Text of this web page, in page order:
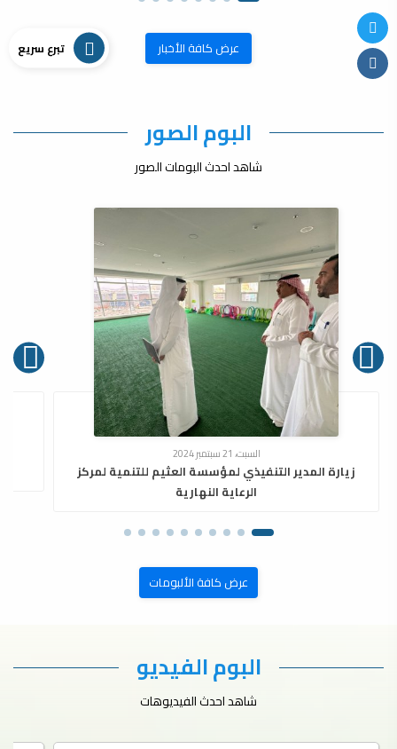
عرض كافة الأخبار
البوم الصور
شاهد احدث البومات الصور
السبت، 21 سبتمبر 2024
زيارة المدير التنفيذي لمؤسسة العثيم للتنمية لمركز
الرعاية النهارية
عرض كافة الألبومات
البوم الفيديو
شاهد احدث الفيديوهات
تبرع سريع